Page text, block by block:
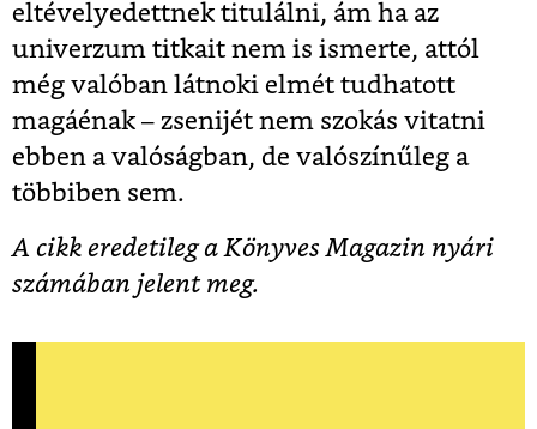
eltévelyedettnek titulálni, ám ha az
univerzum titkait nem is ismerte, attól
még valóban látnoki elmét tudhatott
magáénak – zsenijét nem szokás vitatni
ebben a valóságban, de valószínűleg a
többiben sem.
A cikk eredetileg a Könyves Magazin nyári
számában jelent meg.